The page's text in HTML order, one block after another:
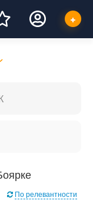
По релевантности